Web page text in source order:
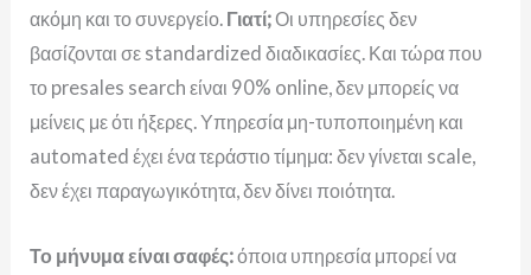
ακόμη και το συνεργείο. Γιατί;Οι υπηρεσίες δεν
βασίζονται σε standardized διαδικασίες. Και τώρα που
το presales search είναι 90% online, δεν μπορείς να
μείνεις με ότι ήξερες. Υπηρεσία μη-τυποποιημένη και
automated έχει ένα τεράστιο τίμημα: δεν γίνεται scale,
δεν έχει παραγωγικότητα, δεν δίνει ποιότητα.
Το μήνυμα είναι σαφές:όποια υπηρεσία μπορεί να